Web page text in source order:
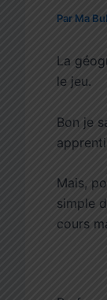
Par Ma
La
le jeu.
Bon je
Mais,
simple
cours